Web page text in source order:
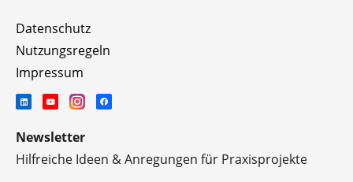
Datenschutz
Nutzungsregeln
Impressum
Newsletter
Hilfreiche Ideen & Anregungen für Praxisprojekte